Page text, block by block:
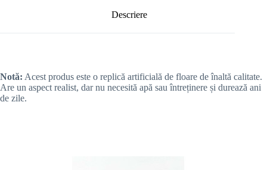
Descriere
Notă: Acest produs este o replică artificială de floare de înaltă calitate.
Are un aspect realist, dar nu necesită apă sau întreținere și durează ani
de zile.